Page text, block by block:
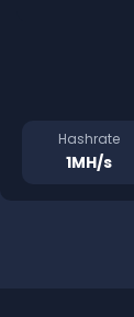
Hashrate
1MH/s